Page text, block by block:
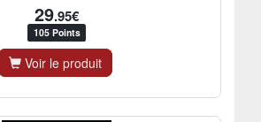
29.95€
105 Points
Voir le produit